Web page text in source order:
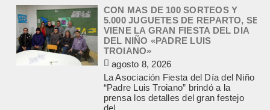
CON MAS DE 100 SORTEOS Y
5.000 JUGUETES DE REPARTO, SE
VIENE LA GRAN FIESTA DEL DIA
DEL NIÑO «PADRE LUIS
TROIANO»
agosto 8, 2026
La Asociación Fiesta del Día del Niño
“Padre Luis Troiano” brindó a la
prensa los detalles del gran festejo
del...